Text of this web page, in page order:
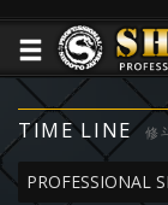
TIME LINE 修
PROFESSIONAL